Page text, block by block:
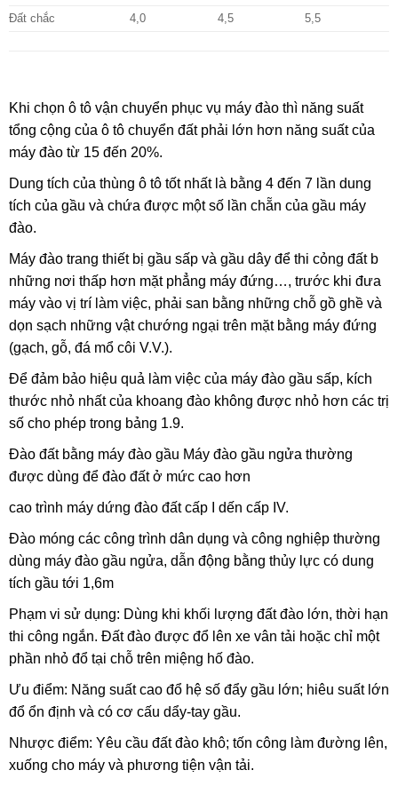
Đất chắc
4,0 4,5 5,5
Khi chọn ô tô vận chuyển phục vụ máy đào thì năng suất
tổng cộng của ô tô chuyển đất phải lớn hơn năng suất của
máy đào từ 15 đến 20%.
Dung tích của thùng ô tô tốt nhất là bằng 4 đến 7 lần dung
tích của gầu và chứa được một số lần chẵn của gầu máy
đào.
Máy đào trang thiết bị gầu sấp và gầu dây để thi cỏng đất b
những nơi thấp hơn mặt phẳng máy đứng…, trước khi đưa
máy vào vị trí làm việc, phải san bằng những chỗ gồ ghề và
dọn sạch những vật chướng ngại trên mặt bằng máy đứng
(gạch, gỗ, đá mổ côi V.V.).
Để đảm bảo hiệu quả làm việc của máy đào gầu sấp, kích
thước nhỏ nhất của khoang đào không được nhỏ hơn các trị
số cho phép trong bảng 1.9.
Đào đất bằng máy đào gầu Máy đào gầu ngửa thường
được dùng để đào đất ở mức cao hơn
cao trình máy dứng đào đất cấp I dến cấp IV.
Đào móng các công trình dân dụng và công nghiệp thường
dùng máy đào gầu ngửa, dẫn động bằng thủy lực có dung
tích gầu tới 1,6m
Phạm vi sử dụng: Dùng khi khối lượng đất đào lớn, thời hạn
thi công ngắn. Đất đào được đổ lên xe vân tải hoặc chỉ một
phần nhỏ đổ tại chỗ trên miệng hố đào.
Ưu điểm: Năng suất cao đổ hệ số đẩy gầu lớn; hiêu suất lớn
đổ ổn định và có cơ cấu dẩy-tay gầu.
Nhược điểm: Yêu cầu đất đào khô; tốn công làm đường lên,
xuống cho máy và phương tiện vận tải.